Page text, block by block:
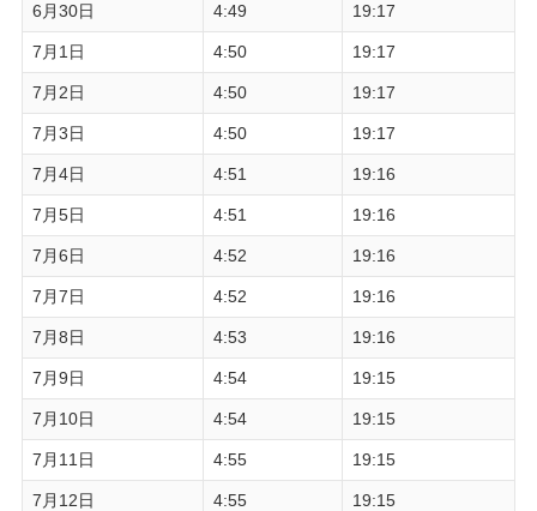
6月30日 4:49 19:17
7月1日 4:50 19:17
7月2日 4:50 19:17
7月3日 4:50 19:17
7月4日 4:51 19:16
7月5日 4:51 19:16
7月6日 4:52 19:16
7月7日 4:52 19:16
7月8日 4:53 19:16
7月9日 4:54 19:15
7月10日 4:54 19:15
7月11日 4:55 19:15
7月12日 4:55 19:15